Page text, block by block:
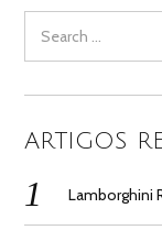
for:
ARTIGOS
Lamborghini